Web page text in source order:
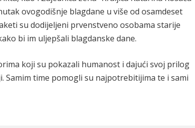
ovogodišnje blagdane u više od osamdeset
su dodijeljeni prvenstveno osobama starije
bi im uljepšali blagdanske dane.
koji su pokazali humanost i dajući svoj prilog
time pomogli su najpotrebitijima te i sami